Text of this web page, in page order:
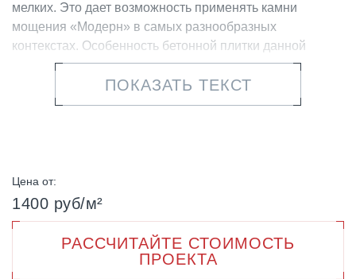
мелких. Это дает возможность применять камни
мощения «Модерн» в самых разнообразных
контекстах. Особенность бетонной плитки данной
коллекции – взаимозаменяемая размерность, за счет
которой можно легко менять элементы в раскладке,
выкладывая камни в различных вариантах. По краям
Компания «ФАРБШТАЙН» предлагает купить
тротуарную вибропрессованную плитку собственного
производства по демократичной цене. Для точного
расчета необходимого количества изделий
воспользуйтесь калькулятором, который предусмотрен
ПОКАЗАТЬ ТЕКСТ
Цена от:
1400 руб/м²
РАССЧИТАЙТЕ СТОИМОСТЬ
ПРОЕКТА